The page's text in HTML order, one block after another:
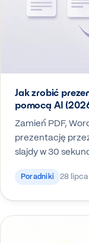
Jak zrobić
pomocą AI
Zamień PDF,
prezentację
slajdy w 30
Poradniki 28